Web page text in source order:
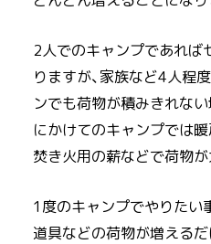
2人でのキャンプであれば
りますが、家族など4人程
ンでも荷物が積みきれな
にかけてのキャンプでは暖
焚き火用の薪などで荷物が
1度のキャンプでやりたい
道具などの荷物が増える